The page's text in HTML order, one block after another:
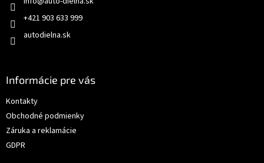
+421 903 633 999
autodielna.sk
Informácie pre vás
Kontakty
Obchodné podmienky
Záruka a reklamácie
GDPR